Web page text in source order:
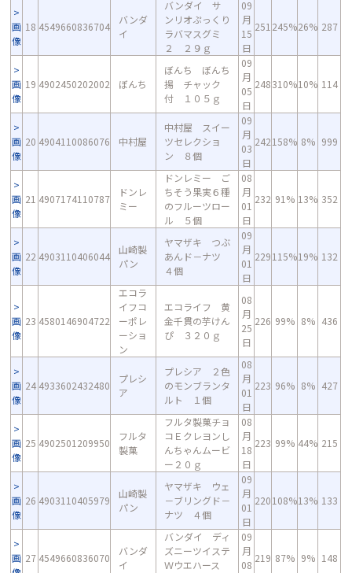
画
像
18 4549660836704
バンダ
イ
バンダイ サ
ンリオぷっくり
ラバマスグミ
２ ２９ｇ
09
月
15
日
251 245%26% 287
画
像
19 4902450202002 ぼんち
ぼんち ぼんち
揚 チャック
付 １０５ｇ
09
月
05
日
248310%10% 114
画
像
20 4904110086076 中村屋
中村屋 スイー
ツセレクショ
ン ８個
09
月
03
日
242158% 8% 999
画
像
21 4907174110787
ドンレ
ミー
ドンレミー ご
ちそう果実６種
のフルーツロー
ル ５個
08
月
01
日
232 91% 13% 352
画
像
22 4903110406044
山崎製
パン
ヤマザキ つぶ
あんド－ナツ
４個
09
月
01
日
229115%19% 132
画
像
23 4580146904722
エコラ
イフコ
ーポレ
ーショ
ン
エコライフ 黄
金千貫の芋けん
ぴ ３２０ｇ
08
月
25
日
226 99% 8% 436
画
像
24 4933602432480
プレシ
ア
プレシア ２色
のモンブランタ
ルト １個
08
月
01
日
223 96% 8% 427
画
像
25 4902501209950
フルタ
製菓
フルタ製菓チョ
コＥクレヨンし
んちゃんムービ
ー２０ｇ
08
月
18
日
223 99% 44% 215
画
像
26 4903110405979
山崎製
パン
ヤマザキ ウェ
－ブリングド－
ナツ ４個
09
月
01
日
220108%13% 133
画 27 4549660836070
バンダ
イ
バンダイ ディ
ズニーツイステ
Ｗウエハース
09
月
08
219 87% 9% 148